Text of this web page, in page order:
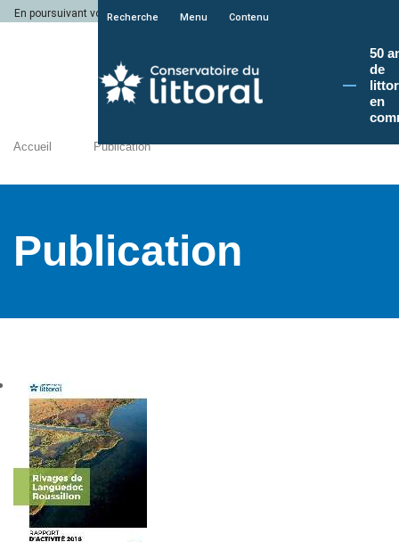
En poursuivant votre navigation sur le site du Conservatoire du littoral, vous
Recherche Menu Contenu
50
de
en
Accueil Publication
Publication